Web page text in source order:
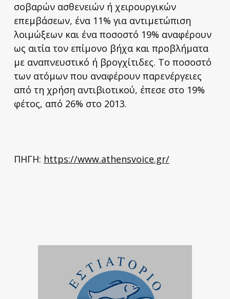
σοβαρών ασθενειών ή χειρουργικών
επεμβάσεων, ένα 11% για αντιμετώπιση
λοιμώξεων και ένα ποσοστό 19% αναφέρουν
ως αιτία τον επίμονο βήχα και προβλήματα
με αναπνευστικό ή βρογχίτιδες. Το ποσοστό
των ατόμων που αναφέρουν παρενέργειες
από τη χρήση αντιβιοτικού, έπεσε στο 19%
φέτος, από 26% στο 2013.
ΠΗΓΗ: https://www.athensvoice.gr/